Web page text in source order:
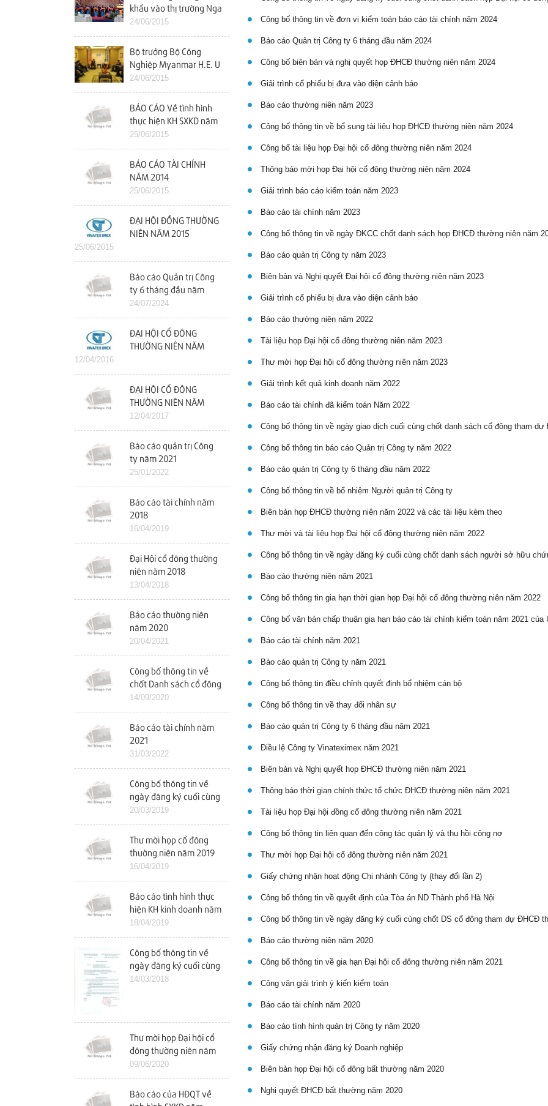
khẩu vào thị trường Nga
24/06/2015
Bộ trưởng Bộ Công
Nghiệp Myanmar H.E. U
Maung Myint Thăm và
làm việc với Vinatex
24/06/2015
BÁO CÁO Về tình hình
thực hiện KH SXKD năm
2014 và kế hoạch năm
2015
25/06/2015
BÁO CÁO TÀI CHÍNH
NĂM 2014
25/06/2015
ĐẠI HỘI ĐỒNG THƯỜNG
NIÊN NĂM 2015
25/06/2015
Báo cáo Quản trị Công
ty 6 tháng đầu năm
2024
24/07/2024
ĐẠI HỘI CỔ ĐÔNG
THƯỜNG NIÊN NĂM
12/04/2016
ĐẠI HỘI CỔ ĐÔNG
THƯỜNG NIÊN NĂM
2017
12/04/2017
Báo cáo quản trị Công
ty năm 2021
25/01/2022
Báo cáo tài chính năm
2018
16/04/2019
Đại Hội cổ đông thường
niên năm 2018
13/04/2018
Báo cáo thường niên
năm 2020
20/04/2021
Công bố thông tin về
chốt Danh sách cổ đông
để tổ chức ĐHCĐ bất
thường
14/09/2020
Báo cáo tài chính năm
2021
31/03/2022
Công bố thông tin về
ngày đăng ký cuối cùng
chốt danh sách cổ đông
dự ĐHCĐ năm 2019
20/03/2019
Thư mời họp cổ đông
thường niên năm 2019
16/04/2019
Báo cáo tình hình thực
hiện KH kinh doanh năm
2018 và KH kinh doanh
năm 2019
18/04/2019
Công bố thông tin về
ngày đăng ký cuối cùng
tham dự ĐHCĐ năm
14/03/2018
Thư mời họp Đại hội cổ
đông thường niên năm
2020
09/06/2020
Báo cáo của HĐQT về
Công bố thông tin về đơn vị kiểm toán báo cáo tài chính năm 2024
Báo cáo Quản trị Công ty 6 tháng đầu năm 2024
Công bố biên bản và nghị quyết họp ĐHCĐ thường niên năm 2024
Giải trình cổ phiếu bị đưa vào diện cảnh báo
Báo cáo thường niên năm 2023
Công bố thông tin về bổ sung tài liệu họp ĐHCĐ thường niên năm 2024
Công bố tài liệu họp Đại hội cổ đông thường niên năm 2024
Thông báo mời họp Đại hội cổ đông thường niên năm 2024
Giải trình báo cáo kiểm toán năm 2023
Báo cáo tài chính năm 2023
Công bố thông tin về ngày ĐKCC chốt danh sách họp ĐHCĐ thường niên năm
Báo cáo quản trị Công ty năm 2023
Biên bản và Nghị quyết Đại hội cổ đông thường niên năm 2023
Giải trình cổ phiếu bị đưa vào diện cảnh báo
Báo cáo thường niên năm 2022
Tài liệu họp Đại hội cổ đông thường niên năm 2023
Thư mời họp Đại hội cổ đông thường niên năm 2023
Giải trình kết quả kinh doanh năm 2022
Báo cáo tài chính đã kiểm toán Năm 2022
Công bố thông tin về ngày giao dịch cuối cùng chốt danh sách cổ đông tham dự
Công bố thông tin báo cáo Quản trị Công ty năm 2022
Báo cáo quản trị Công ty 6 tháng đầu năm 2022
Công bố thông tin về bổ nhiệm Người quản trị Công ty
Biên bản họp ĐHCĐ thường niên năm 2022 và các tài liệu kèm theo
Thư mời và tài liệu họp Đại hội cổ đông thường niên năm 2022
Công bố thông tin về ngày đăng ký cuối cùng chốt danh sách người sở hữu
Báo cáo thường niên năm 2021
Công bố thông tin gia hạn thời gian họp Đại hội cổ đông thường niên năm 2022
Công bố văn bản chấp thuận gia hạn báo cáo tài chính kiểm toán năm 2021
Báo cáo tài chính năm 2021
Báo cáo quản trị Công ty năm 2021
Công bố thông tin điều chỉnh quyết định bổ nhiệm cán bộ
Công bố thông tin về thay đổi nhân sự
Báo cáo quản trị Công ty 6 tháng đầu năm 2021
Điều lệ Công ty Vinateximex năm 2021
Biên bản và Nghị quyết họp ĐHCĐ thường niên năm 2021
Thông báo thời gian chính thức tổ chức ĐHCĐ thường niên năm 2021
Tài liệu họp Đại hội đồng cổ đông thường niên năm 2021
Công bố thông tin liên quan đến công tác quản lý và thu hồi công nợ
Thư mời họp Đại hội cổ đông thường niên năm 2021
Giấy chứng nhận hoạt động Chi nhánh Công ty (thay đổi lần 2)
Công bố thông tin về quyết định của Tòa án ND Thành phố Hà Nội
Công bố thông tin về ngày đăng ký cuối cùng chốt DS cổ đông tham dự ĐHCĐ
Báo cáo thường niên năm 2020
Công bố thông tin về gia hạn Đại hội cổ đông thường niên năm 2021
Công văn giải trình ý kiến kiểm toán
Báo cáo tài chính năm 2020
Báo cáo tình hình quản trị Công ty năm 2020
Giấy chứng nhận đăng ký Doanh nghiệp
Biên bản họp Đại hội cổ đông bất thường năm 2020
Nghị quyết ĐHCĐ bất thường năm 2020